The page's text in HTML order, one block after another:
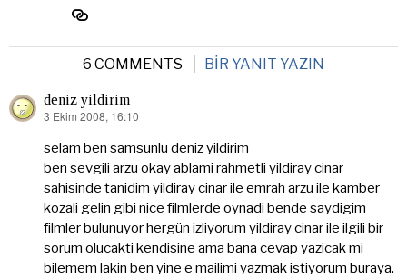
6 COMMENTS BIR YANIT YAZIN
deniz yildirim
dedi
3 Ekim 2008, 16:10
selam ben samsunlu deniz yildirim
ben sevgili arzu okay ablami rahmetli yildiray cinar
sahisinde tanidim yildiray cinar ile emrah arzu ile kamber
kozali gelin gibi nice filmlerde oynadi bende saydigim
filmler bulunuyor hergün izliyorum yildiray cinar ile ilgili bir
sorum olucakti kendisine ama bana cevap yazicak mi
bilemem lakin ben yine e mailimi yazmak istiyorum buraya.